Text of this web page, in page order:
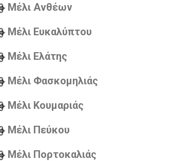
Μέλι Ανθέων
Μέλι Ευκαλύπτου
Μέλι Ελάτης
Μέλι Φασκομηλιάς
Μέλι Κουμαριάς
Μέλι Πεύκου
Μέλι Πορτοκαλιάς